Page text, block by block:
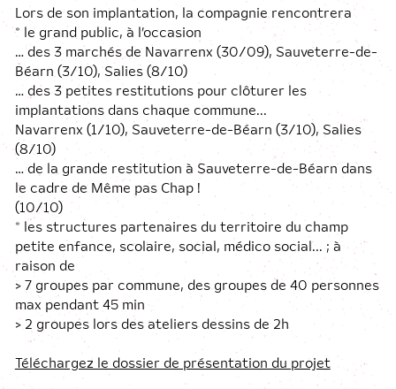
Lors de son implantation, la compagnie rencontrera
* le grand public, à l’occasion
… des 3 marchés de Navarrenx (30/09), Sauveterre-de-
Béarn (3/10), Salies (8/10)
… des 3 petites restitutions pour clôturer les
implantations dans chaque commune...
Navarrenx (1/10), Sauveterre-de-Béarn (3/10), Salies
(8/10)
… de la grande restitution à Sauveterre-de-Béarn dans
le cadre de Même pas Chap !
(10/10)
* les structures partenaires du territoire du champ
petite enfance, scolaire, social, médico social... ; à
raison de
> 7 groupes par commune, des groupes de 40 personnes
max pendant 45 min
> 2 groupes lors des ateliers dessins de 2h
Téléchargez le dossier de présentation du projet